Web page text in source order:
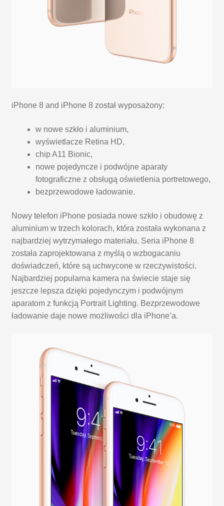
iPhone 8 and iPhone 8 został wyposażony:
w nowe szkło i aluminium,
wyświetlacze Retina HD,
chip A11 Bionic,
nowe pojedyncze i podwójne aparaty
fotograficzne z obsługą oświetlenia portretowego,
bezprzewodowe ładowanie.
Nowy telefon iPhone posiada nowe szkło i obudowę z
aluminium w trzech kolorach, która została wykonana z
najbardziej wytrzymałego materiału. Seria iPhone 8
została zaprojektowana z myślą o wzbogacaniu
doświadczeń, które są uchwycone w rzeczywistości.
Najbardziej popularna kamera na świecie staje się
jeszcze lepsza dzięki pojedynczym i podwójnym
aparatom z funkcją Portrait Lighting. Bezprzewodowe
ładowanie daje nowe możliwości dla iPhone’a.